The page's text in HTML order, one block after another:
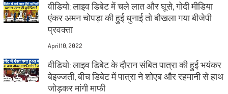
वीडियो: लाइव डिबेट में चले लात और घूसे, गोदी मीडिया
एंकर अमन चोपड़ा की हुई धुनाई तो बौखला गया बीजेपी
प्रवक्ता
April 10, 2022
वीडियो: लाइव डिबेट के दौरान संबित पात्रा की हुई भयंकर
बेइज्जती, बीच डिबेट में पात्रा ने शोएब और रहमानी से हाथ
जोड़कर मांगी माफी